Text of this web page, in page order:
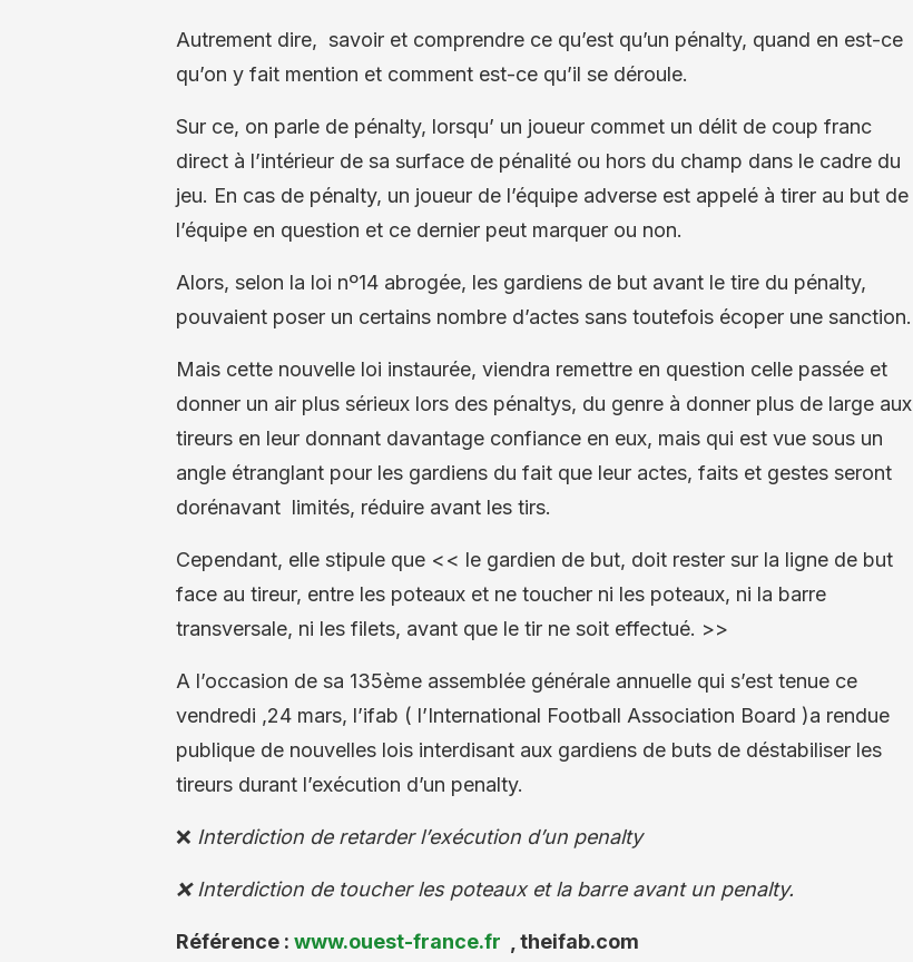
Autrement dire, savoir et comprendre ce qu’est qu’un pénalty, quand en est-ce
qu’on y fait mention et comment est-ce qu’il se déroule.
Sur ce, on parle de pénalty, lorsqu’ un joueur commet un délit de coup franc
direct à l’intérieur de sa surface de pénalité ou hors du champ dans le cadre du
jeu. En cas de pénalty, un joueur de l’équipe adverse est appelé à tirer au but de
l’équipe en question et ce dernier peut marquer ou non.
Alors, selon la loi nº14 abrogée, les gardiens de but avant le tire du pénalty,
pouvaient poser un certains nombre d’actes sans toutefois écoper une sanction.
Mais cette nouvelle loi instaurée, viendra remettre en question celle passée et
donner un air plus sérieux lors des pénaltys, du genre à donner plus de large aux
tireurs en leur donnant davantage confiance en eux, mais qui est vue sous un
angle étranglant pour les gardiens du fait que leur actes, faits et gestes seront
dorénavant limités, réduire avant les tirs.
Cependant, elle stipule que << le gardien de but, doit rester sur la ligne de but
face au tireur, entre les poteaux et ne toucher ni les poteaux, ni la barre
transversale, ni les filets, avant que le tir ne soit effectué. >>
A l’occasion de sa 135ème assemblée générale annuelle qui s’est tenue ce
vendredi ,24 mars, l’ifab ( l’International Football Association Board )a rendue
publique de nouvelles lois interdisant aux gardiens de buts de déstabiliser les
tireurs durant l’exécution d’un penalty.
❌ Interdiction de retarder l’exécution d’un penalty
❌ Interdiction de toucher les poteaux et la barre avant un penalty.
Référence :www.ouest-france.fr , theifab.com